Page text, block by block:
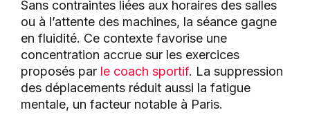
Sans contraintes liées aux horaires des salles
ou à l’attente des machines, la séance gagne
en fluidité. Ce contexte favorise une
concentration accrue sur les exercices
proposés par le coach sportif. La suppression
des déplacements réduit aussi la fatigue
mentale, un facteur notable à Paris.